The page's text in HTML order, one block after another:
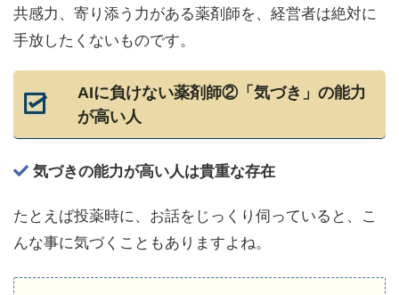
共感力、寄り添う力がある薬剤師を、経営者は絶対に
手放したくないものです。
AIに負けない薬剤師②「気づき」の能力
が高い人
気づきの能力が高い人は貴重な存在
たとえば投薬時に、お話をじっくり伺っていると、こ
んな事に気づくこともありますよね。